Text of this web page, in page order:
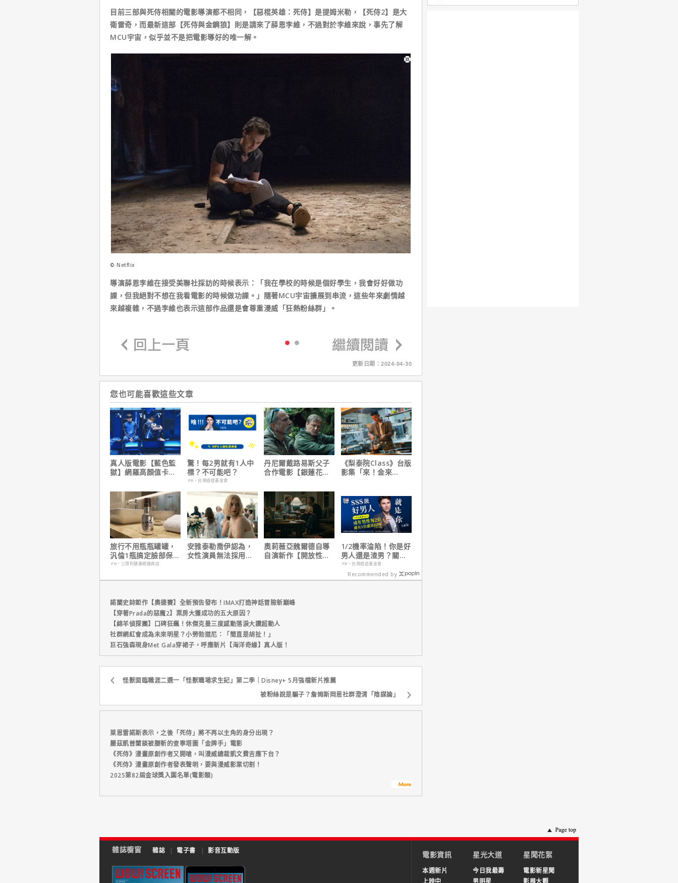
目前三部與死侍相關的電影導演都不相同，【惡棍英雄：死侍】是提姆米勒，【死侍2】是大
衛雷奇，而最新這部【死侍與金鋼狼】則是請來了薛恩李維，不過對於李維來說，事先了解
MCU宇宙，似乎並不是把電影導好的唯一解。
© Netflix
導演薛恩李維在接受美聯社採訪的時候表示：「我在學校的時候是個好學生，我會好好做功
課，但我絕對不想在我看電影的時候做功課。」隨著MCU宇宙擴展到串流，這些年來劇情越
來越複雜，不過李維也表示這部作品還是會尊重漫威「狂熱粉絲群」。
更新日期：2024-04-30
您也可能喜歡這些文章
真人版電影【藍色監
獄】網羅高顏值卡司
驚！每2男就有1人中
標？不可能吧？
PR・台灣癌症基金會
丹尼爾戴路易斯父子
合作電影【銀蓮花】
播推薦
《梨泰院Class》台版
影集「來！金來
旅行不用瓶瓶罐罐，
汎倫1瓶搞定臉部保
養！
PR・三得利健康網路商店
安雅泰勒喬伊認為，
女性演員無法採用方
奧莉薇亞魏爾德自導
自演新作【開放性邀
1/2機率淪陷！你是好
男人還是渣男？關鍵
在這
PR・台灣癌症基金會
Recommended by
諾蘭史詩鉅作【奧德賽】全新預告發布！IMAX打造神話冒險新巔峰
【穿著Prada的惡魔2】票房大獲成功的五大原因？
【綿羊偵探團】口碑狂飆！休傑克曼三度感動落淚大讚超動人
社群網紅會成為未來明星？小勞勃道尼：「簡直是胡扯！」
巨石強森現身Met Gala穿裙子，呼應新片【海洋奇緣】真人版！
怪獸面臨職涯二選一「怪獸職場求生記」第二季｜Disney+ 5月強檔新片推薦
被粉絲說是騙子？詹姆斯岡恩社群澄清「陰謀論」
萊恩雷諾斯表示，之後「死侍」將不再以主角的身分出現？
麗茲凱普蘭談被腰斬的查寧塔圖「金牌手」電影
《死侍》漫畫原創作者又開嗆，叫漫威總裁凱文費吉應下台？
《死侍》漫畫原創作者發表聲明，要與漫威影業切割！
2025第82屆金球獎入圍名單(電影類)
子...
雜誌櫥窗 雜誌 | 電子書 | 影音互動版 電影資訊
本週新片
上映中
星光大道
今日我最壽
男明星
星聞花絮
電影新星聞
影展大觀